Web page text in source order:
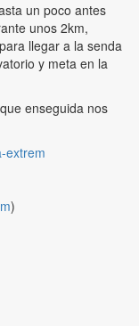
un poco antes
unos 2km,
llegar a la senda
y meta en la
enseguida nos
extrem
)